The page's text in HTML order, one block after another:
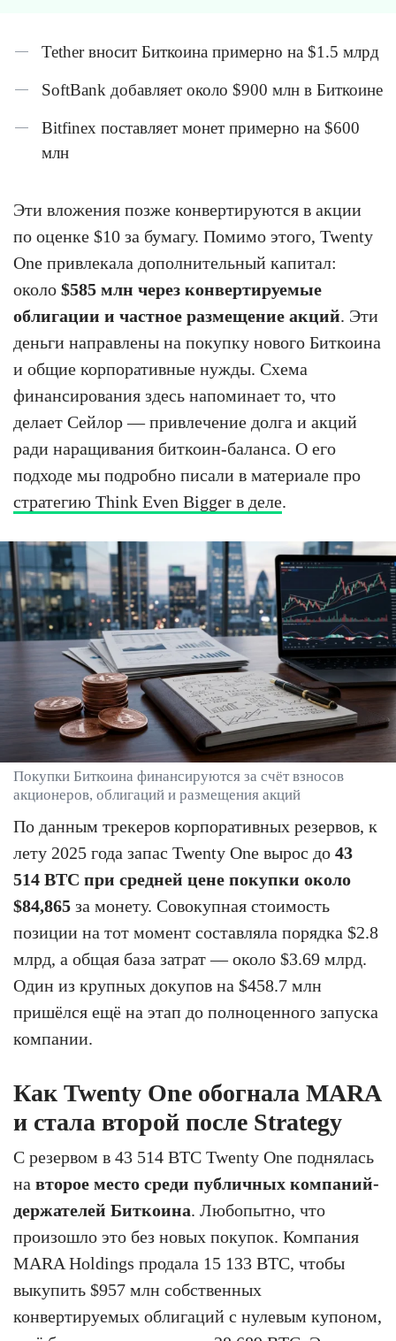
Tether вносит Биткоина примерно на $1.5 млрд
SoftBank добавляет около $900 млн в Биткоине
Bitfinex поставляет монет примерно на $600
млн
Эти вложения позже конвертируются в акции
по оценке $10 за бумагу. Помимо этого, Twenty
One привлекала дополнительный капитал:
около $585 млн через конвертируемые
облигации и частное размещение акций. Эти
деньги направлены на покупку нового Биткоина
и общие корпоративные нужды. Схема
финансирования здесь напоминает то, что
делает Сейлор — привлечение долга и акций
ради наращивания биткоин-баланса. О его
подходе мы подробно писали в материале про
стратегию Think Even Bigger в деле.
Покупки Биткоина финансируются за счёт взносов
акционеров, облигаций и размещения акций
По данным трекеров корпоративных резервов, к
лету 2025 года запас Twenty One вырос до 43
514 BTC при средней цене покупки около
$84,865 за монету. Совокупная стоимость
позиции на тот момент составляла порядка $2.8
млрд, а общая база затрат — около $3.69 млрд.
Один из крупных докупов на $458.7 млн
пришёлся ещё на этап до полноценного запуска
компании.
Как Twenty One обогнала MARA
и стала второй после Strategy
С резервом в 43 514 BTC Twenty One поднялась
на второе место среди публичных компаний-
держателей Биткоина. Любопытно, что
произошло это без новых покупок. Компания
MARA Holdings продала 15 133 BTC, чтобы
выкупить $957 млн собственных
конвертируемых облигаций с нулевым купоном,